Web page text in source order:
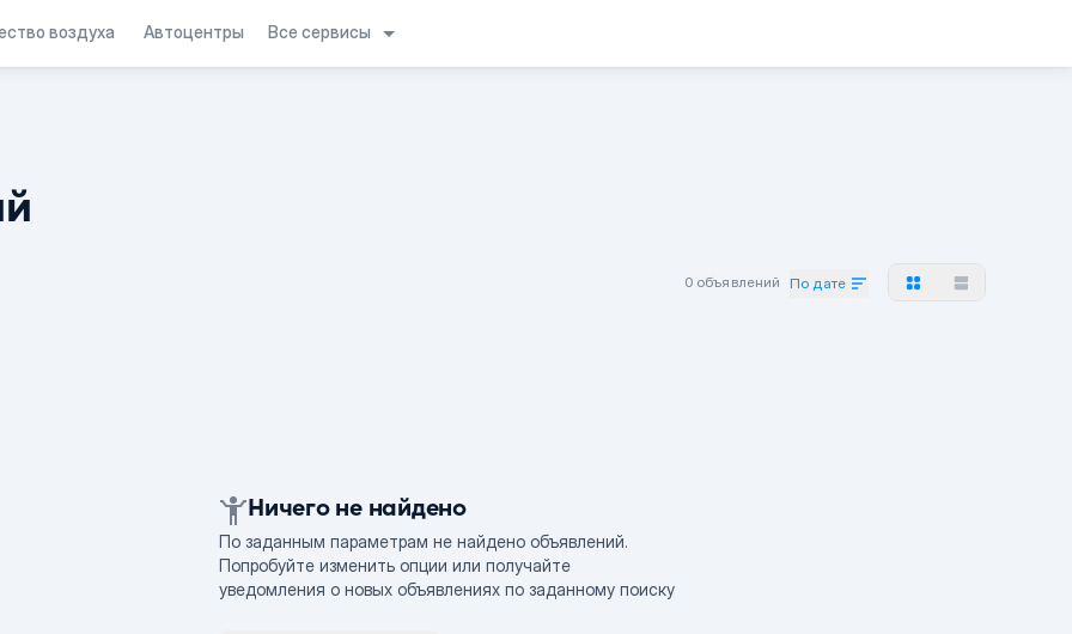
воздуха Автоцентры Все сервисы
0 объявлений По дате
Ничего не найдено
По заданным параметрам не найдено объявлений.
Попробуйте изменить опции или получайте
уведомления о новых объявлениях по заданному поиску